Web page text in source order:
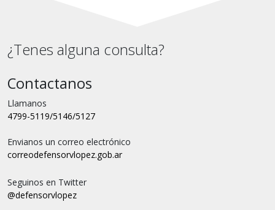
¿Tenes alguna consulta?
Contactanos
Llamanos
4799-5119/5146/5127
Envianos un correo electrónico
correodefensorvlopez.gob.ar
Seguinos en Twitter
@defensorvlopez